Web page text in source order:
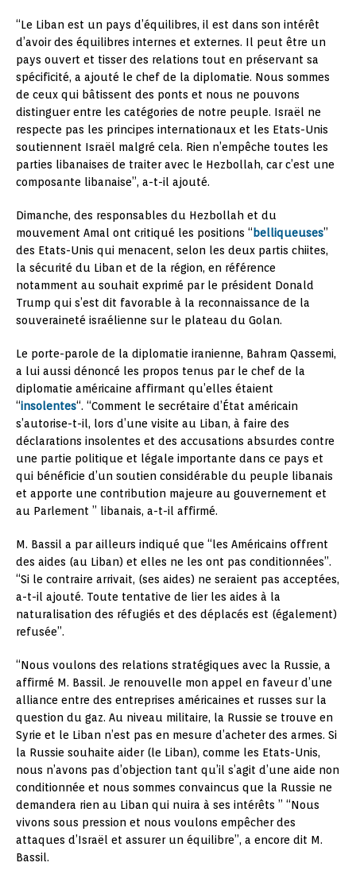
“Le Liban est un pays d’équilibres, il est dans son intérêt
d’avoir des équilibres internes et externes. Il peut être un
pays ouvert et tisser des relations tout en préservant sa
spécificité, a ajouté le chef de la diplomatie. Nous sommes
de ceux qui bâtissent des ponts et nous ne pouvons
distinguer entre les catégories de notre peuple. Israël ne
respecte pas les principes internationaux et les Etats-Unis
soutiennent Israël malgré cela. Rien n’empêche toutes les
parties libanaises de traiter avec le Hezbollah, car c’est une
composante libanaise”, a-t-il ajouté.
Dimanche, des responsables du Hezbollah et du
mouvement Amal ont critiqué les positions “ belliqueuses”
des Etats-Unis qui menacent, selon les deux partis chiites,
la sécurité du Liban et de la région, en référence
notamment au souhait exprimé par le président Donald
Trump qui s’est dit favorable à la reconnaissance de la
souveraineté israélienne sur le plateau du Golan.
Le porte-parole de la diplomatie iranienne, Bahram Qassemi,
a lui aussi dénoncé les propos tenus par le chef de la
diplomatie américaine affirmant qu’elles étaient
“insolentes“. “Comment le secrétaire d’État américain
s’autorise-t-il, lors d’une visite au Liban, à faire des
déclarations insolentes et des accusations absurdes contre
une partie politique et légale importante dans ce pays et
qui bénéficie d’un soutien considérable du peuple libanais
et apporte une contribution majeure au gouvernement et
au Parlement ” libanais, a-t-il affirmé.
M. Bassil a par ailleurs indiqué que “les Américains offrent
des aides (au Liban) et elles ne les ont pas conditionnées”.
“Si le contraire arrivait, (ses aides) ne seraient pas acceptées,
a-t-il ajouté. Toute tentative de lier les aides à la
naturalisation des réfugiés et des déplacés est (également)
refusée”.
“Nous voulons des relations stratégiques avec la Russie, a
affirmé M. Bassil. Je renouvelle mon appel en faveur d’une
alliance entre des entreprises américaines et russes sur la
question du gaz. Au niveau militaire, la Russie se trouve en
Syrie et le Liban n’est pas en mesure d’acheter des armes. Si
la Russie souhaite aider (le Liban), comme les Etats-Unis,
nous n’avons pas d’objection tant qu’il s’agit d’une aide non
conditionnée et nous sommes convaincus que la Russie ne
demandera rien au Liban qui nuira à ses intérêts ” “Nous
vivons sous pression et nous voulons empêcher des
attaques d’Israël et assurer un équilibre”, a encore dit M.
Bassil.